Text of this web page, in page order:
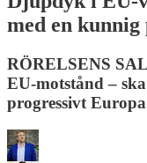
med en kunnig
RÖRELSENS
EU-motstånd –
progressivt